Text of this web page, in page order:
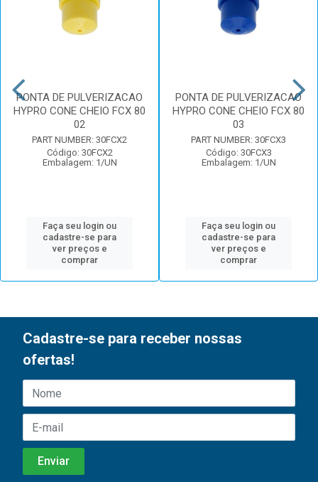
PONTA DE PULVERIZACAO
HYPRO CONE CHEIO FCX 80
02
PART NUMBER: 30FCX2
Código: 30FCX2
Embalagem: 1/UN
Faça seu login ou
cadastre-se para
ver preços e
comprar
PONTA DE PULVERIZACAO
HYPRO CONE CHEIO FCX 80
03
PART NUMBER: 30FCX3
Código: 30FCX3
Embalagem: 1/UN
Faça seu login ou
cadastre-se para
ver preços e
comprar
Cadastre-se para receber nossas
ofertas!